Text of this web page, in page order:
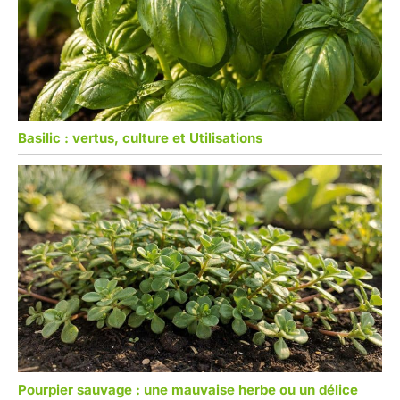
Basilic : vertus, culture et Utilisations
Pourpier sauvage : une mauvaise herbe ou un délice